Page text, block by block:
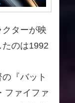
ターが映
のは1992
『バット
ファイファ